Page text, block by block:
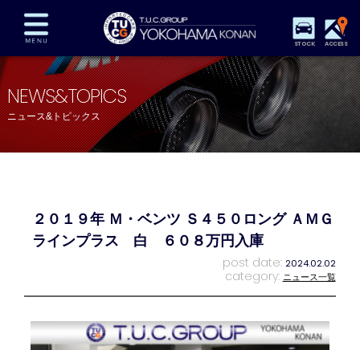
STOCK ACCESS
在庫車両情報 保証&サービス パーツリスト
TUCとは？ 店舗情報 アクセスマップ
全国納車 特別作業 注文販売
プライバシーポリシー スタッフblog
NEWS&TOPICS
ニュース&トピックス
２０１９年 Ｍ・ベンツ Ｓ４５０ロング ＡＭＧ
ラインプラス 白 ６０８万円入庫
post date: 2024.02.02
category: ニュース一覧